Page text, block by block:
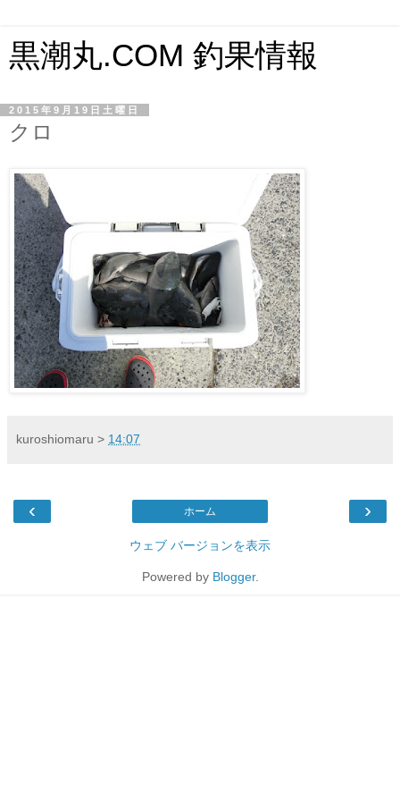
黒潮丸.COM 釣果情報
2015年9月19日土曜日
クロ
kuroshiomaru > 14:07
‹ ›
ホーム
ウェブ バージョンを表示
Powered by Blogger.